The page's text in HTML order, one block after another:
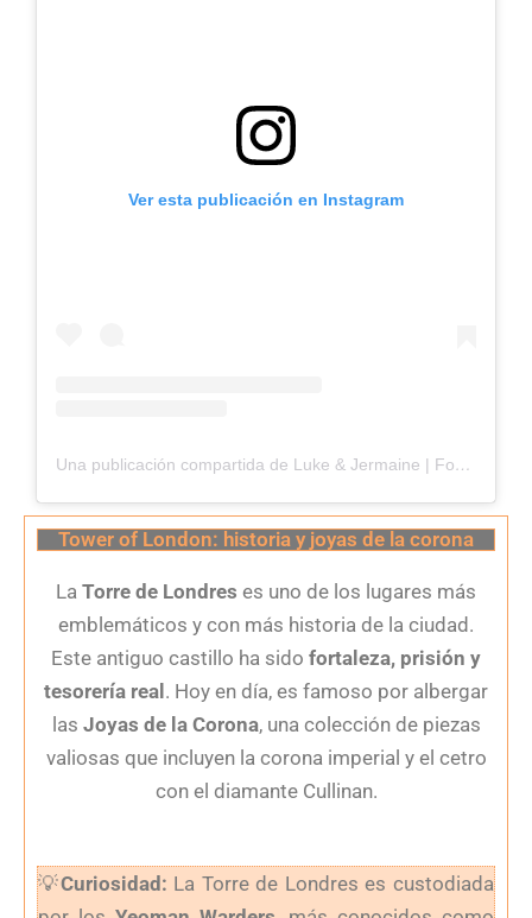
Ver esta publicación en Instagram
Una publicación compartida de Luke & Jermaine | Food Blog (@bloopingonfood)
Tower of London: historia y joyas de la corona
La Torre de Londres es uno de los lugares más
emblemáticos y con más historia de la ciudad.
Este antiguo castillo ha sido fortaleza, prisión y
tesorería real. Hoy en día, es famoso por albergar
las Joyas de la Corona, una colección de piezas
valiosas que incluyen la corona imperial y el cetro
con el diamante Cullinan.
💡Curiosidad: La Torre de Londres es custodiada